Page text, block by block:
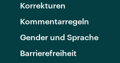
Korrekturen
Kommentarregeln
Gender und Sprache
Barrierefreiheit